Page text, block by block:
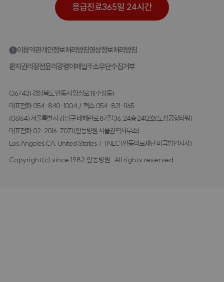
응급진료365일 24시간
이용약관개인정보처리방침영상정보처리방침
환자권리장전윤리강령이메일주소무단수집거부
(36743) 경상북도 안동시 앙실로 11(수상동)
대표전화: 054-840-1004 / 팩스: 054-821-1165
(06164) 서울특별시 강남구 테헤란로 87길 36, 24층 2412호(도심공항타워)
대표전화: 02-2016-7071 (안동병원 서울권역사무소)
Los Angeles CA, United States / TNEC (안동의료재단 미국법인지사)
Copyright(c) since 1982 안동병원. All rights reserved.